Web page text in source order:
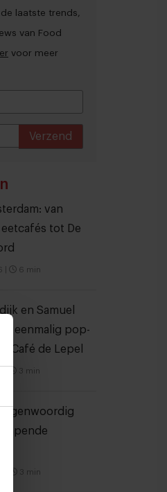
laatste trends,
van Food
voor meer
Verzend
van
tot De
6 min
en Samuel
eenmalig pop-
Café de Lepel
3 min
tegenwoordig
3 min